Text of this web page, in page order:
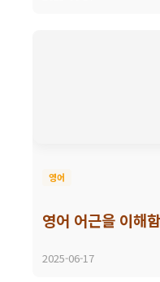
영어
영어 어근을 이해
2025-06-17